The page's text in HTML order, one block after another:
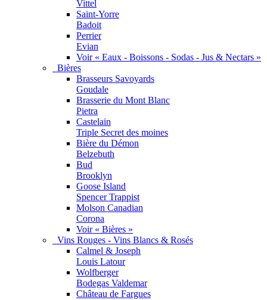
Vittel
Saint-Yorre
Badoit
Perrier
Evian
Voir « Eaux - Boissons - Sodas - Jus & Nectars »
Bières
Brasseurs Savoyards
Goudale
Brasserie du Mont Blanc
Pietra
Castelain
Triple Secret des moines
Bière du Démon
Belzebuth
Bud
Brooklyn
Goose Island
Spencer Trappist
Molson Canadian
Corona
Voir « Bières »
Vins Rouges - Vins Blancs & Rosés
Calmel & Joseph
Louis Latour
Wolfberger
Bodegas Valdemar
Château de Fargues